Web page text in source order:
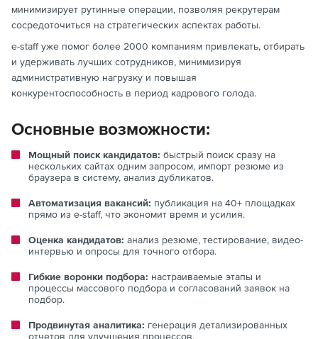
минимизирует рутинные операции, позволяя рекрутерам
сосредоточиться на стратегических аспектах работы.
e-staff уже помог более 2000 компаниям привлекать, отбирать
и удерживать лучших сотрудников, минимизируя
административную нагрузку и повышая
конкурентоспособность в период кадрового голода.
Основные возможности:
Мощный поиск кандидатов: быстрый поиск сразу на
нескольких сайтах одним запросом, импорт резюме из
браузера в систему, анализ дубликатов.
Автоматизация вакансий: публикация на 40+ площадках
прямо из e-staff, что экономит время и усилия.
Оценка кандидатов: анализ резюме, тестирование, видео-
интервью и опросы для точного отбора.
Гибкие воронки подбора: настраиваемые этапы и
процессы массового подбора и согласований заявок на
подбор.
Продвинутая аналитика: генерация детализированных
отчетов для улучшения процессов.